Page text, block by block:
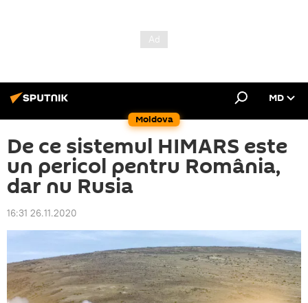
Moldova
MD
De ce sistemul HIMARS este
un pericol pentru România,
dar nu Rusia
16:31 26.11.2020